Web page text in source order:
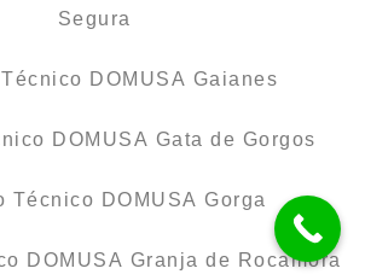
Segura
DOMUSA Gaianes
DOMUSA Gata de Gorgos
Técnico DOMUSA Gorga
DOMUSA Granja de Rocamora